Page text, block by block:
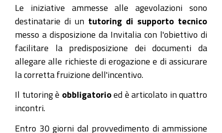
Le iniziative ammesse alle agevolazioni sono
destinatarie di un tutoring di supporto tecnico
messo a disposizione da Invitalia con l'obiettivo di
facilitare la predisposizione dei documenti da
allegare alle richieste di erogazione e di assicurare
la corretta fruizione dell'incentivo.
Il tutoring è obbligatorioed è articolato in quattro
incontri.
Entro 30 giorni dal provvedimento di ammissione